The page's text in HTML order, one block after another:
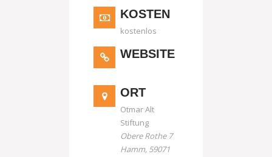
KOSTEN
kostenlos
WEBSITE
ORT
Otmar Alt
Stiftung
Obere Rothe 7
Hamm, 59071